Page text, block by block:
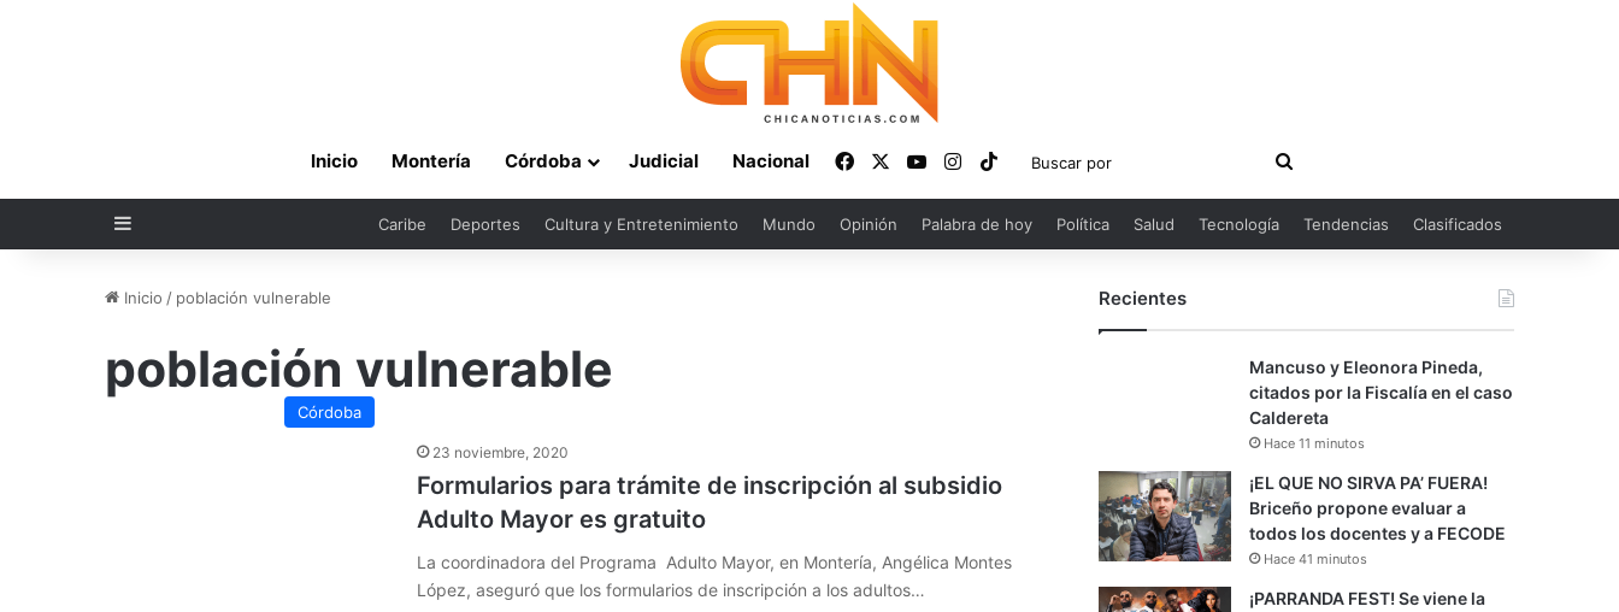
Inicio Montería Córdoba Judicial Nacional FacebookYouTubeInstagram
TikTok
Buscar
por
Sidebar Caribe Deportes Cultura y Entretenimiento Mundo Opinión Palabra de hoy Política Salud Tecnología Tendencias Clasificados
Inicio / población vulnerable
población vulnerable
Córdoba
23 noviembre, 2020
Formularios para trámite de inscripción al subsidio
Adulto Mayor es gratuito
La coordinadora del Programa Adulto Mayor, en Montería, Angélica Montes
López, aseguró que los formularios de inscripción a los adultos…
Recientes
Mancuso y Eleonora Pineda,
citados por la Fiscalía en el caso
Caldereta
Hace 11 minutos
¡EL QUE NO SIRVA PA’ FUERA!
Briceño propone evaluar a
todos los docentes y a FECODE
Hace 41 minutos
¡PARRANDA FEST! Se viene la